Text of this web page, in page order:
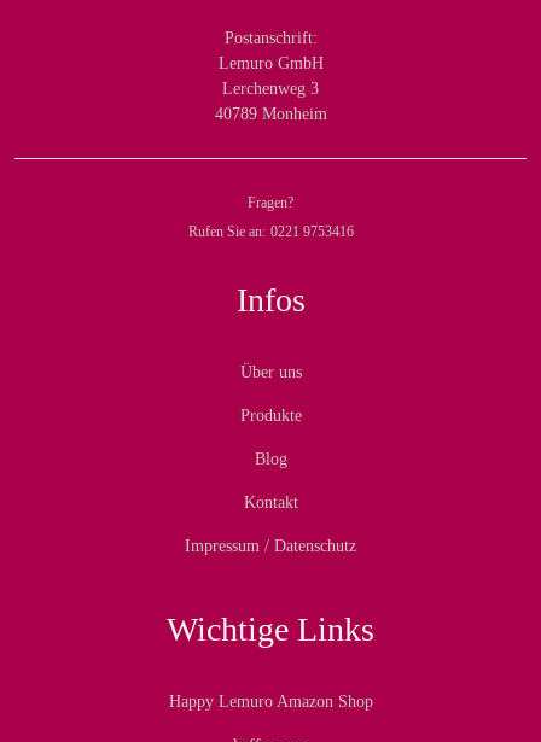
Postanschrift:
Lemuro GmbH
Lerchenweg 3
40789 Monheim
Fragen?
Rufen Sie an: 0221 9753416
Infos
Über uns
Produkte
Blog
Kontakt
Impressum / Datenschutz
Wichtige Links
Happy Lemuro Amazon Shop